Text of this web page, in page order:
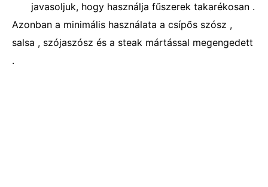
javasoljuk, hogy használja fűszerek takarékosan .
Azonban a minimális használata a csípős szósz ,
salsa , szójaszósz és a steak mártással megengedett
.